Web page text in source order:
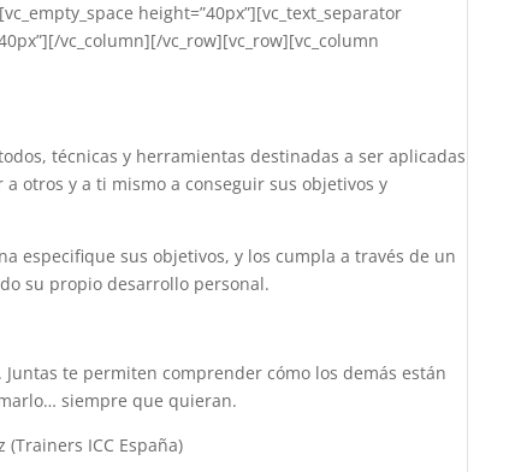
height=”40px”][vc_text_separator
vc_column][/vc_row][vc_row][vc_column
técnicas y herramientas destinadas a ser aplicadas
otros y a ti mismo a conseguir sus objetivos y
especifique sus objetivos, y los cumpla a través de un
su propio desarrollo personal.
te permiten comprender cómo los demás están
siempre que quieran.
ICC España)